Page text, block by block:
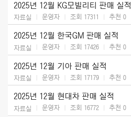
2025년 12월 KG모빌리티 판매 실적
자료실 운영자 조회 17311 추천 0
2025년 12월 한국GM 판매 실적
자료실 운영자 조회 17426 추천 0
2025년 12월 기아 판매 실적
자료실 운영자 조회 17179 추천 0
2025년 12월 현대차 판매 실적
자료실 운영자 조회 16772 추천 0